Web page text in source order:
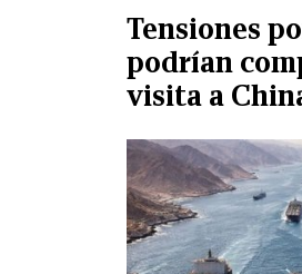
Tensiones
podrían
visita a